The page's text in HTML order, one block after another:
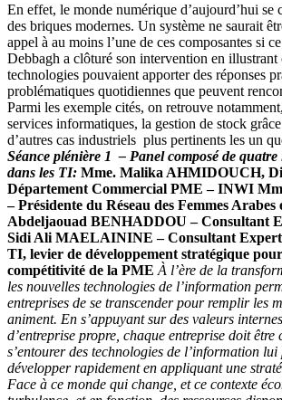
En effet, le monde numérique d’aujourd’hui se
des briques modernes. Un système ne saurait
appel à au moins l’une de ces composantes si
Debbagh a clôturé son intervention en illustrant
technologies pouvaient apporter des réponses
problématiques quotidiennes que peuvent
Parmi les exemple cités, on retrouve
services informatiques, la gestion de stock
d’autres cas industriels plus pertinents les un
Séance plénière 1 – Panel composé de
dans les TI: Mme. Malika AHMIDOUCH,
Département Commercial PME – INWI
– Présidente du Réseau des Femmes
Abdeljaouad BENHADDOU – Consultant
Sidi Ali MAELAININE – Consultant
TI, levier de développement stratégique
compétitivité de la PME À l’ère de la
les nouvelles technologies de l’information
entreprises de se transcender pour remplir les
animent. En s’appuyant sur des valeurs
d’entreprise propre, chaque entreprise doit être
s’entourer des technologies de l’information lui
développer rapidement en appliquant une
Face à ce monde qui change, et ce contexte